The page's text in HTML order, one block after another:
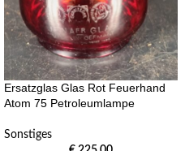
Ersatzglas Glas Rot Feuerhand
Atom 75 Petroleumlampe
Sonstiges